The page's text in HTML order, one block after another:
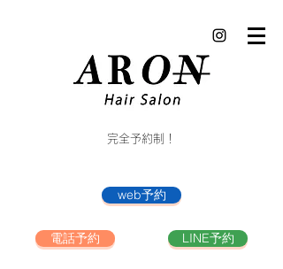
完全予約制！
web予約
電話予約 LINE予約